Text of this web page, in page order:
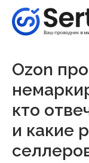
Ozon
кто
и какие